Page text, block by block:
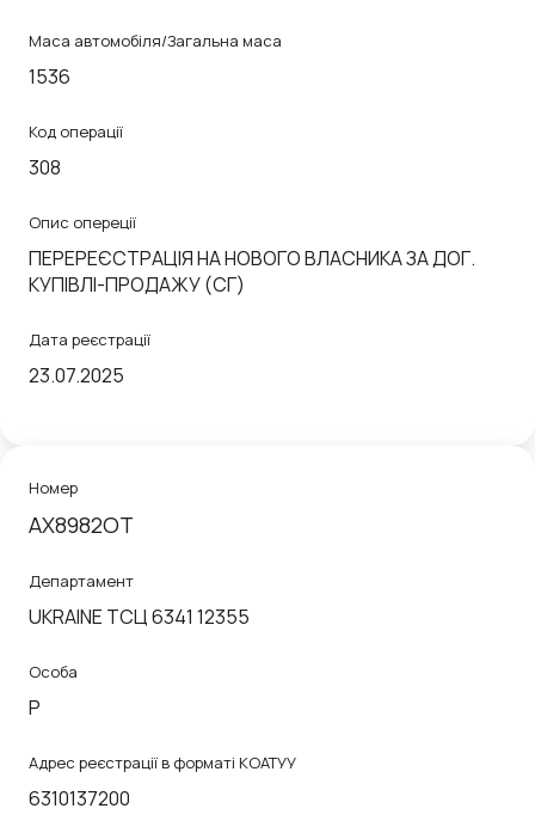
Маса автомобіля/Загальна маса
1536
Код операції
308
Опис опереції
ПЕРЕРЕЄСТРАЦІЯ НА НОВОГО ВЛАСНИКА ЗА ДОГ.
КУПIВЛI-ПРОДАЖУ (СГ)
Дата реєстрації
23.07.2025
Номер
АХ8982ОТ
Департамент
UKRAINE ТСЦ 6341 12355
Особа
P
Адрес реєстрації в форматі КОАТУУ
6310137200